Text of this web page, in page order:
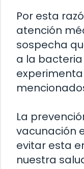
Por esta
atención
sospecha
a la
La
vacunación
evitar esta
nuestra